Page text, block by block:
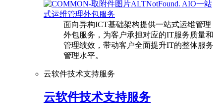
AIO一站
式运维管理外包服务
面向异构ICT基础架构提供一站式运维管理
外包服务，为客户承担对应的IT服务质量和
管理绩效，带动客户全面提升IT的整体服务
管理水平。
云软件技术支持服务
云软件技术支持服务